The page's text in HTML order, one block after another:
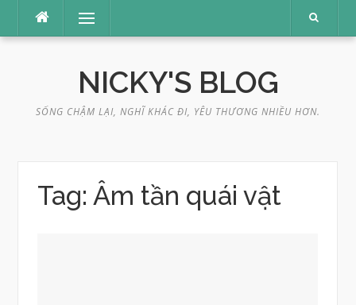
content
Menu
NICKY'S BLOG
SỐNG CHẬM LẠI, NGHĨ KHÁC ĐI, YÊU THƯƠNG NHIỀU HƠN.
Tag: Âm tần quái vật